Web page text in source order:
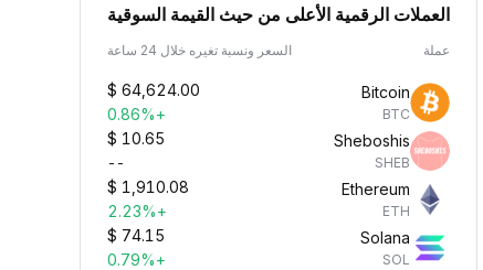
العملات الرقمية الأعلى من حيث القيمة السوقية
عملة السعر ونسبة تغيره خلال 24 ساعة
Bitcoin
BTC
$ 64,624.00
+0.86%
Sheboshis
SHEB
$ 10.65
--
Ethereum
ETH
$ 1,910.08
+2.23%
Solana
SOL
$ 74.15
+0.79%